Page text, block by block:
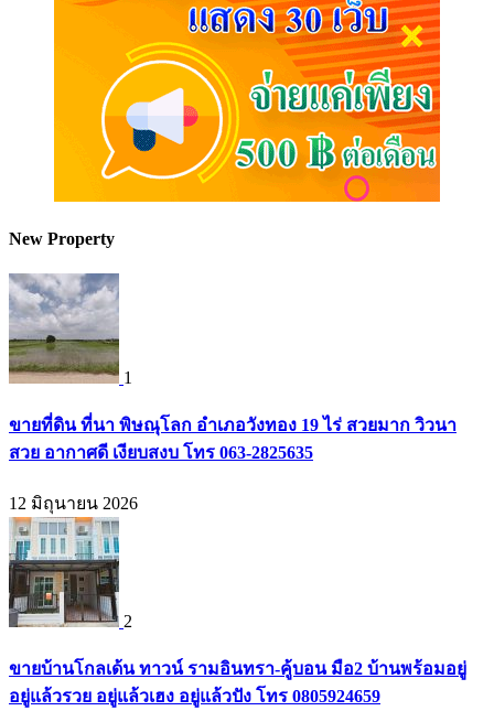
New Property
1
ขายที่ดิน ที่นา พิษณุโลก อำเภอวังทอง 19 ไร่ สวยมาก วิวนา
สวย อากาศดี เงียบสงบ โทร 063-2825635
12 มิถุนายน 2026
2
ขายบ้านโกลเด้น ทาวน์ รามอินทรา-คู้บอน มือ2 บ้านพร้อมอยู่
อยู่แล้วรวย อยู่แล้วเฮง อยู่แล้วปัง โทร 0805924659